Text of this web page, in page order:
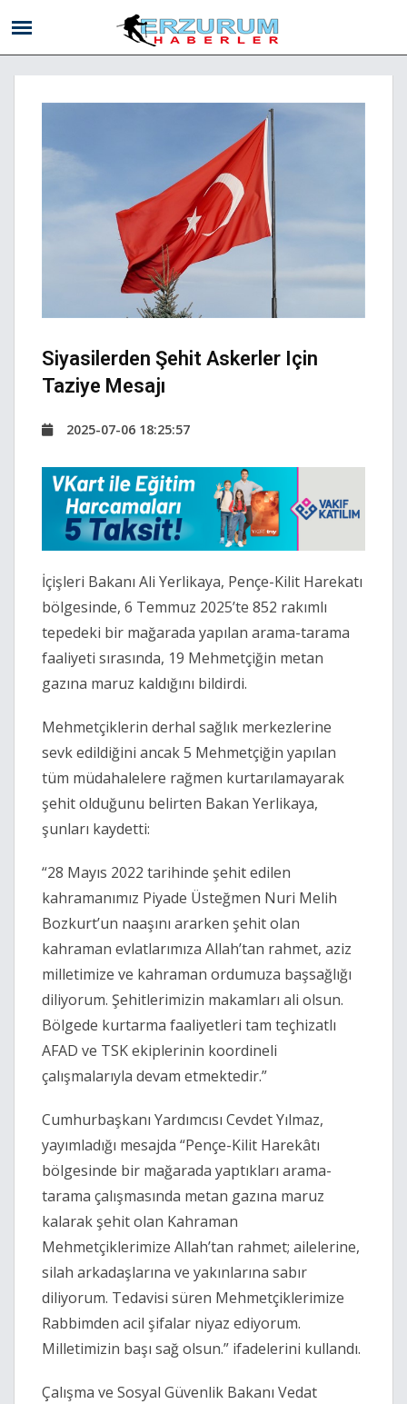
Siyasilerden Şehit Askerler Için
Taziye Mesajı
2025-07-06 18:25:57
İçişleri Bakanı Ali Yerlikaya, Pençe-Kilit Harekatı
bölgesinde, 6 Temmuz 2025’te 852 rakımlı
tepedeki bir mağarada yapılan arama-tarama
faaliyeti sırasında, 19 Mehmetçiğin metan
gazına maruz kaldığını bildirdi.
Mehmetçiklerin derhal sağlık merkezlerine
sevk edildiğini ancak 5 Mehmetçiğin yapılan
tüm müdahalelere rağmen kurtarılamayarak
şehit olduğunu belirten Bakan Yerlikaya,
şunları kaydetti:
“28 Mayıs 2022 tarihinde şehit edilen
kahramanımız Piyade Üsteğmen Nuri Melih
Bozkurt’un naaşını ararken şehit olan
kahraman evlatlarımıza Allah’tan rahmet, aziz
milletimize ve kahraman ordumuza başsağlığı
diliyorum. Şehitlerimizin makamları ali olsun.
Bölgede kurtarma faaliyetleri tam teçhizatlı
AFAD ve TSK ekiplerinin koordineli
çalışmalarıyla devam etmektedir.”
Cumhurbaşkanı Yardımcısı Cevdet Yılmaz,
yayımladığı mesajda “Pençe-Kilit Harekâtı
bölgesinde bir mağarada yaptıkları arama-
tarama çalışmasında metan gazına maruz
kalarak şehit olan Kahraman
Mehmetçiklerimize Allah’tan rahmet; ailelerine,
silah arkadaşlarına ve yakınlarına sabır
diliyorum. Tedavisi süren Mehmetçiklerimize
Rabbimden acil şifalar niyaz ediyorum.
Milletimizin başı sağ olsun.” ifadelerini kullandı.
Çalışma ve Sosyal Güvenlik Bakanı Vedat